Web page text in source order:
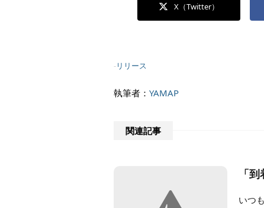
X（Twitter）
-リリース
執筆者： YAMAP
関連記事
「
いつ